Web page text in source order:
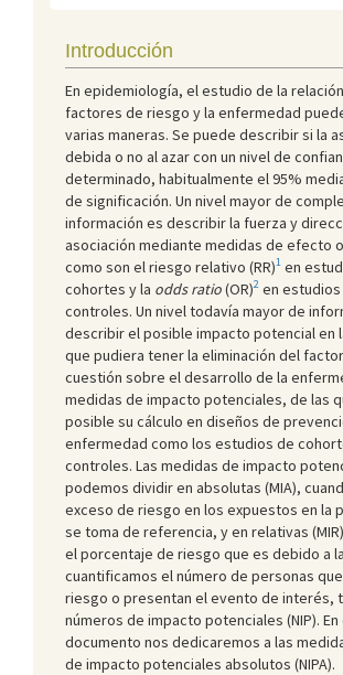
Introducción
En epidemiología, el estudio de la
factores de riesgo y la enfermedad
varias maneras. Se puede describir si la
debida o no al azar con un nivel de
determinado, habitualmente el 95%
de significación. Un nivel mayor de
información es describir la fuerza y
asociación mediante medidas de efecto
como son el riesgo relativo (RR)1 en
cohortes y la odds ratio(OR)2 en
controles. Un nivel todavía mayor de
describir el posible impacto potencial en
que pudiera tener la eliminación del
cuestión sobre el desarrollo de la
medidas de impacto potenciales, de las
posible su cálculo en diseños de
enfermedad como los estudios de
controles. Las medidas de impacto
podemos dividir en absolutas (MIA),
exceso de riesgo en los expuestos en la
se toma de referencia, y en relativas
el porcentaje de riesgo que es debido a
cuantificamos el número de personas
riesgo o presentan el evento de interés,
números de impacto potenciales (NIP).
documento nos dedicaremos a las
de impacto potenciales absolutos (NIPA).